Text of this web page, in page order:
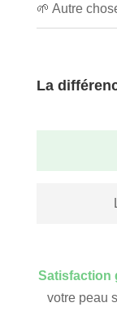
🌱 Autre
La
Satisfaction
votre peau